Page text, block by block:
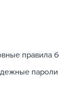
правила